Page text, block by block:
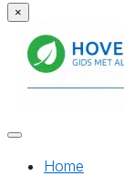
×
Home